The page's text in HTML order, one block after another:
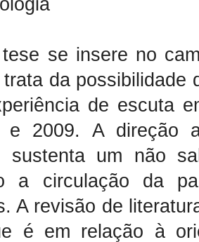
se insere no
trata da
de escuta
e 2009. A direção
sustenta um não
a circulação da
A revisão de
é em relação à